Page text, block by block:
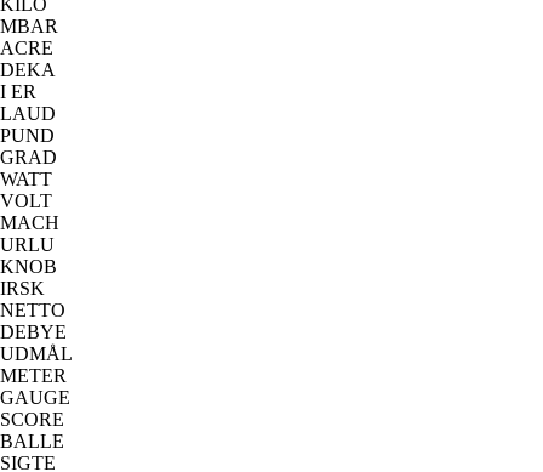
MBAR
ACRE
DEKA
I ER
LAUD
PUND
GRAD
WATT
VOLT
MACH
URLU
KNOB
IRSK
NETTO
DEBYE
UDMÅL
METER
GAUGE
SCORE
BALLE
SIGTE